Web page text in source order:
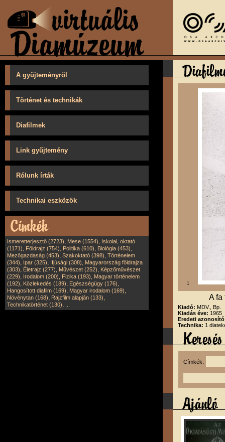
A gyűjteményről
Történet és technikák
Diafilmek
Link gyűjtemény
Rólunk írták
Technikai eszközök
Ismeretterjesztő (2723), Mese (1554), Iskolai, oktató
(1171), Földrajz (754), Politika (610), Biológia (453),
Mezőgazdaság (453), Szakoktató (398), Történelem
(344), Ipar (325), Ifjúsági (308), Magyarország földrajza
(303), Életrajz (277), Művészet (252), Képzőművészet
(229), Irodalom (200), Fizika (193), Magyar történelem
(192), Közlekedés (189), Egészségügy (176),
Hangosított diafilm (169), Magyar irodalom (169),
Növénytan (168), Rajzfilm alapján (133),
Technikatörténet (130),
1
A fa
Kiadó: MDV., Bp.
Kiadás éve: 1965
Eredeti
Technika: 1
Címkék: